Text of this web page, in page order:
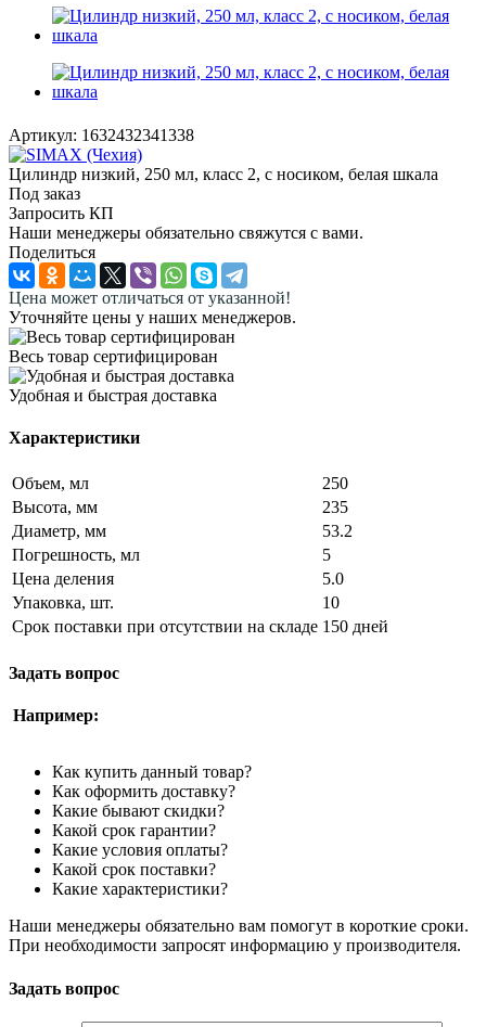
Артикул: 1632432341338
Цилиндр низкий, 250 мл, класс 2, с носиком, белая шкала
Под заказ
Запросить КП
Наши менеджеры обязательно свяжутся с вами.
Поделиться
Цена может отличаться от указанной!
Уточняйте цены у наших менеджеров.
Весь товар сертифицирован
Удобная и быстрая доставка
Характеристики
Объем, мл
250
Высота, мм
235
Диаметр, мм
53.2
Погрешность, мл
5
Цена деления
5.0
Упаковка, шт.
10
Срок поставки при отсутствии на складе 150 дней
Задать вопрос
Например:
Как купить данный товар?
Как оформить доставку?
Какие бывают скидки?
Какой срок гарантии?
Какие условия оплаты?
Какой срок поставки?
Какие характеристики?
Наши менеджеры обязательно вам помогут в короткие сроки.
При необходимости запросят информацию у производителя.
Задать вопрос